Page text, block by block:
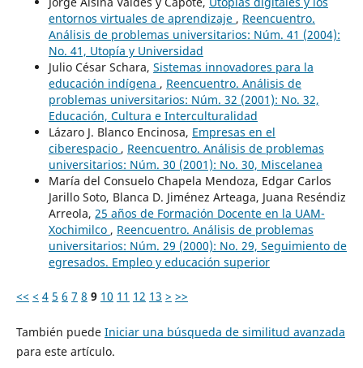
entornos virtuales de aprendizaje , Reencuentro.
Análisis de problemas universitarios: Núm. 41 (2004):
No. 41, Utopía y Universidad
Julio César Schara, Sistemas innovadores para la
educación indígena , Reencuentro. Análisis de
problemas universitarios: Núm. 32 (2001): No. 32,
Educación, Cultura e Interculturalidad
Lázaro J. Blanco Encinosa, Empresas en el
ciberespacio , Reencuentro. Análisis de problemas
universitarios: Núm. 30 (2001): No. 30, Miscelanea
María del Consuelo Chapela Mendoza, Edgar Carlos
Jarillo Soto, Blanca D. Jiménez Arteaga, Juana Reséndiz
Arreola, 25 años de Formación Docente en la UAM-
Xochimilco , Reencuentro. Análisis de problemas
universitarios: Núm. 29 (2000): No. 29, Seguimiento de
egresados. Empleo y educación superior
<< < 4 5 6 7 8 9 10 11 12 13 > >>
También puede Iniciar una búsqueda de similitud avanzada
para este artículo.